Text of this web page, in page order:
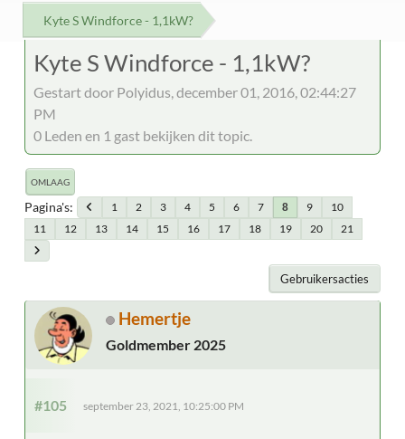
Kyte S Windforce - 1,1kW?
Kyte S Windforce - 1,1kW?
Gestart door Polyidus, december 01, 2016, 02:44:27
PM
0 Leden en 1 gast bekijken dit topic.
OMLAAG
Pagina's 1 2 3 4 5 6 7 8 9
10
11
12 13 14 15 16 17 18 19 20 21
Gebruikersacties
Hemertje
Goldmember 2025
#105 september 23, 2021, 10:25:00 PM